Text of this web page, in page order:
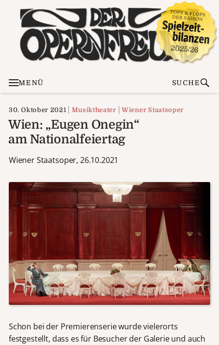
MENÜ SUCHE
30. Oktober 2021 Musiktheater Wiener Staatsoper
Wien: „Eugen Onegin“
am Nationalfeiertag
Wiener Staatsoper, 26.10.2021
Schon bei der Premierenserie wurde vielerorts
festgestellt, dass es für Besucher der Galerie und auch